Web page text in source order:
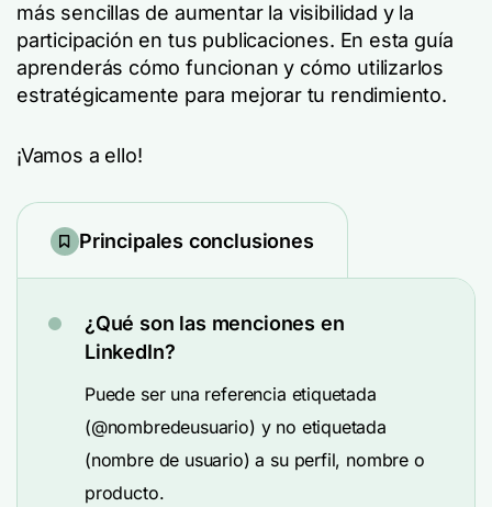
más sencillas de aumentar la visibilidad y la
participación en tus publicaciones. En esta guía
aprenderás cómo funcionan y cómo utilizarlos
estratégicamente para mejorar tu rendimiento.
¡Vamos a ello!
Principales conclusiones
¿Qué son las menciones en
LinkedIn?
Puede ser una referencia etiquetada
(@nombredeusuario) y no etiquetada
(nombre de usuario) a su perfil, nombre o
producto.